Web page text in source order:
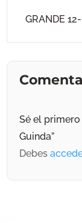
GRANDE
Sé el primero
Guinda”
Debes